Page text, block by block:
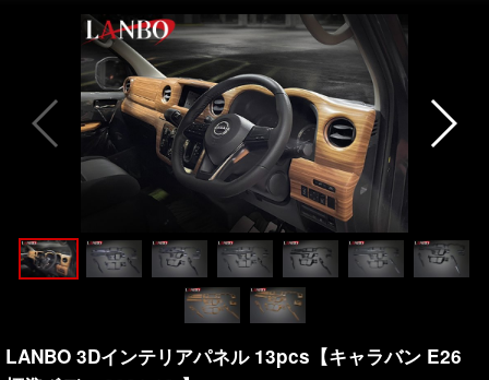
LANBO 3Dインテリアパネル 13pcs【キャラバン E26